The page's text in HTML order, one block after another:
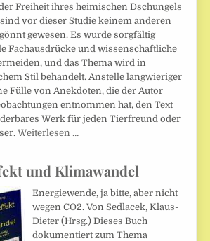
Freiheit ihres heimischen Dschungels
vor dieser Studie keinem anderen
gewesen. Es wurde sorgfältig
Fachausdrücke und wissenschaftliche
und das Thema wird in
Stil behandelt. Anstelle langwieriger
Fülle von Anekdoten, die der Autor
entnommen hat, den Text
Werk für jeden Tierfreund oder
Weiterlesen …
und Klimawandel
Energiewende, ja bitte, aber nicht
wegen CO2. Von Sedlacek, Klaus-
Dieter (Hrsg.) Dieses Buch
dokumentiert zum Thema